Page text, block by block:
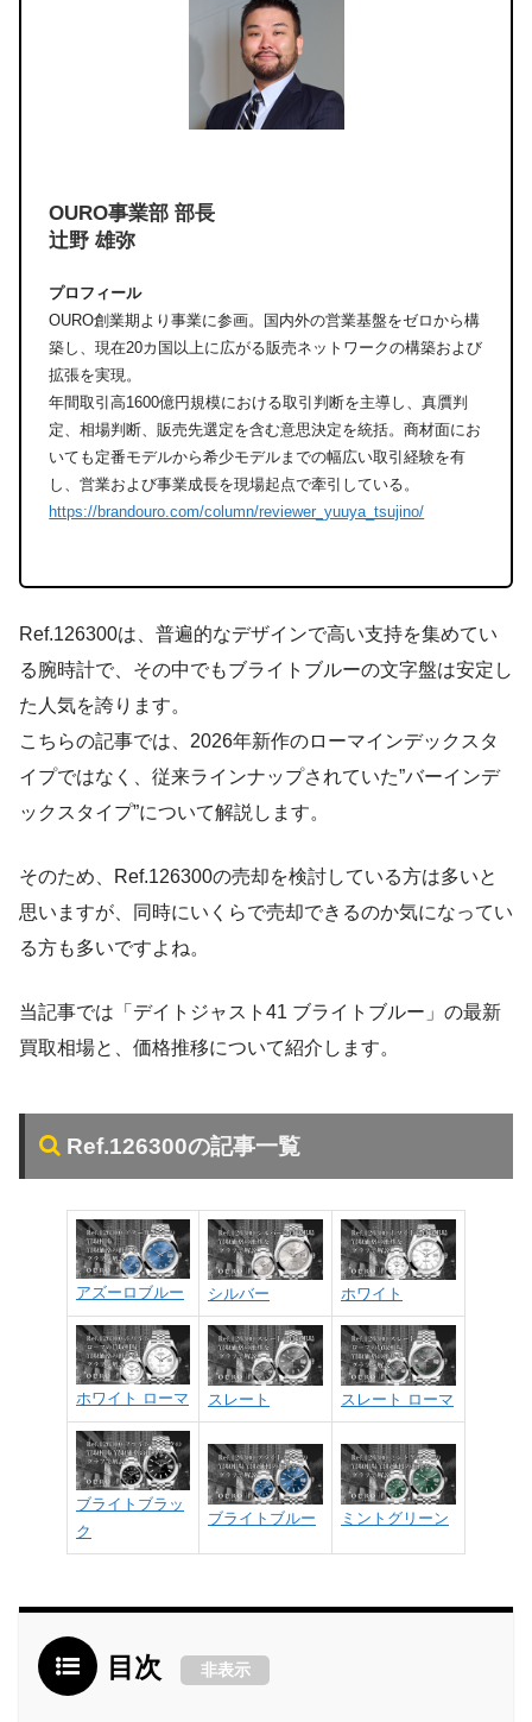
OURO事業部 部長
辻野 雄弥
プロフィール
OURO創業期より事業に参画。国内外の営業基盤をゼロから構
築し、現在20カ国以上に広がる販売ネットワークの構築および
拡張を実現。
年間取引高1600億円規模における取引判断を主導し、真贋判
定、相場判断、販売先選定を含む意思決定を統括。商材面にお
いても定番モデルから希少モデルまでの幅広い取引経験を有
し、営業および事業成長を現場起点で牽引している。
https://brandouro.com/column/reviewer_yuuya_tsujino/
Ref.126300は、普遍的なデザインで高い支持を集めてい
る腕時計で、その中でもブライトブルーの文字盤は安定し
た人気を誇ります。
こちらの記事では、2026年新作のローマインデックスタ
イプではなく、従来ラインナップされていた”バーインデ
ックスタイプ”について解説します。
そのため、Ref.126300の売却を検討している方は多いと
思いますが、同時にいくらで売却できるのか気になってい
る方も多いですよね。
当記事では「デイトジャスト41 ブライトブルー」の最新
買取相場と、価格推移について紹介します。
Ref.126300の記事一覧
アズーロブルー シルバー ホワイト
ホワイト ローマ スレート スレート ローマ
ブライトブラッ
ク
ブライトブルー ミントグリーン
目次 非表示